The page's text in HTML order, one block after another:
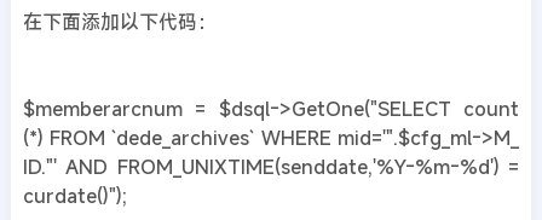
在下面添加以下代码：
$memberarcnum = $dsql->GetOne("SELECT count
(*) FROM `dede_archives` WHERE mid='".$cfg_ml->M_
ID."' AND FROM_UNIXTIME(senddate,'%Y-%m-%d') =
curdate()");